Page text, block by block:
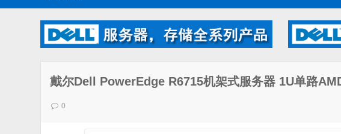
戴尔Dell PowerEdge R6715机架式服务器 1U单路
0